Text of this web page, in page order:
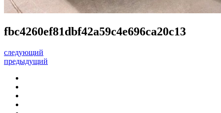
fbc4260ef81dbf42a59c4e696ca20c13
следующий
предыдущий